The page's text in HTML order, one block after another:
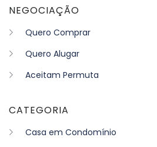
NEGOCIAÇÃO
Quero Comprar
Quero Alugar
Aceitam Permuta
CATEGORIA
Casa em Condomínio